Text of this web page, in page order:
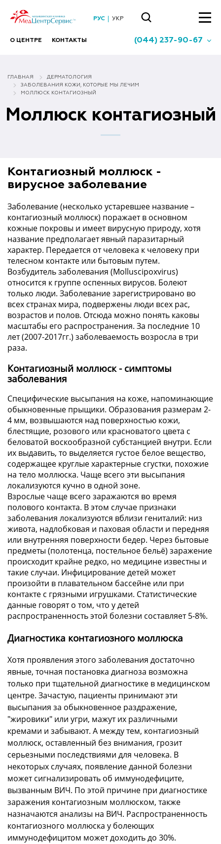
РУС УКР
О ЦЕНТРЕ КОНТАКТЫ (044) 237-90-67
ГЛАВНАЯ
ДЕРМАТОЛОГИЯ
ЗАБОЛЕВАНИЯ КОЖИ, КОТОРЫЕ МЫ ЛЕЧИМ
МОЛЛЮСК КОНТАГИОЗНЫЙ
Моллюск контагиозный
Контагиозный моллюск -
вирусное заболевание
Заболевание (несколько устаревшее название –
контагиозный моллюск) поражает в основном
кожные покровы и имеет вирусную природу, хотя
название предполагает явный паразитарный
характер. Передается от человека к человеку при
телесном контакте или бытовым путем.
Возбудитель заболевания (Molluscipoxvirus)
относится к группе оспенных вирусов. Болеют
только люди. Заболевание зарегистрировано во
всех странах мира, подвержены люди всех рас,
возрастов и полов. Отсюда можно понять каковы
масштабы его распространения. За последние 10
лет (2007-2017гг.) заболеваемость возросла в три
раза.
Контагиозный моллюск - симптомы
заболевания
Специфические высыпания на коже, напоминающие
обыкновенные прыщики. Образования размерам 2-
4 мм, возвышаются над поверхностью кожи,
блестящие, розового или красноватого цвета с
беловатой воскообразной субстанцией внутри. Если
их выдавить, то выделяется густое белое вещество,
содержащее круглые характерные сгустки, похожие
на тело моллюска. Чаще всего эти высыпания
локализуются кучно в одной зоне.
Взрослые чаще всего заражаются во время
полового контакта. В этом случае признаки
заболевания локализуются вблизи гениталий: низ
живота, надлобковая и паховая области и передняя
или внутренняя поверхности бедер. Через бытовые
предметы (полотенца, постельное бельё) заражение
происходит крайне редко, но медицине известны и
такие случаи. Инфицирование детей может
произойти в плавательном бассейне или при
контакте с грязными игрушками. Статистические
данные говорят о том, что у детей
распространенность этой болезни составляет 5-8%.
Диагностика контагиозного моллюска
Хотя проявления этого заболевания достаточно
явные, точная постановка диагноза возможна
только при тщательной диагностике в медицинском
центре. Зачастую, пациенты принимают эти
высыпания за обыкновенное раздражение,
"жировики" или угри, мажут их различными
кремами и забывают. А между тем, контагиозный
моллюск, оставленный без внимания, грозит
серьезными последствиями для человека. В
некоторых случаях, появление данной болезни
может сигнализировать об иммунодефиците,
вызванным ВИЧ. По этой причине при диагностике
заражения контагиозным моллюском, также
назначаются анализы на ВИЧ. Распространенность
контагиозного моллюска у болеющих
иммунодефицитом может доходить до 30%.